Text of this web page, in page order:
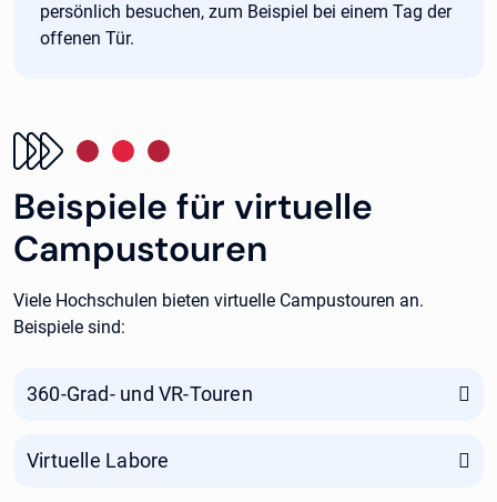
persönlich besuchen, zum Beispiel bei einem Tag der
offenen Tür.
Beispiele für virtuelle
Campustouren
Viele Hochschulen bieten virtuelle Campustouren an.
Beispiele sind:
360-Grad- und VR-Touren
Virtuelle Labore